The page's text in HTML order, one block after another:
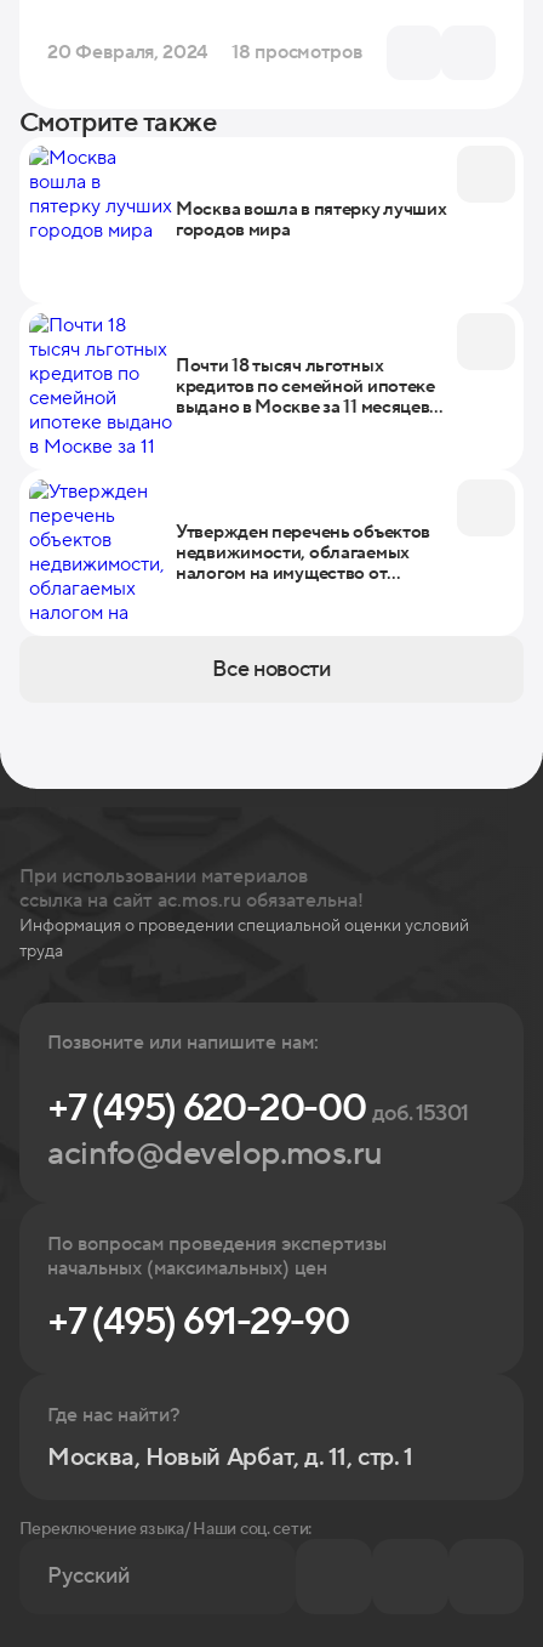
20 Февраля, 2024 18 просмотров
Смотрите также
Москва вошла в пятерку лучших
городов мира
Почти 18 тысяч льготных
кредитов по семейной ипотеке
выдано в Москве за 11 месяцев
Утвержден перечень объектов
недвижимости, облагаемых
налогом на имущество от
Все новости
При использовании материалов
ссылка на сайт ac.mos.ru обязательна!
Информация о проведении специальной оценки условий
труда
Позвоните или напишите нам:
+7 (495) 620-20-00доб. 15301
acinfo@develop.mos.ru
По вопросам проведения экспертизы
начальных (максимальных) цен
+7 (495) 691-29-90
Где нас найти?
Москва, Новый Арбат, д. 11, стр. 1
Переключение языка/ Наши соц. сети:
Русский